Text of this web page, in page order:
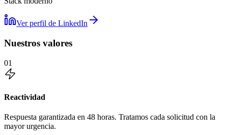
Ver perfil de LinkedIn
Nuestros valores
01
Reactividad
Respuesta garantizada en 48 horas. Tratamos cada solicitud con la
mayor urgencia.